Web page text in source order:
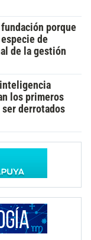
porque
de
de la gestión
los primeros
derrotados